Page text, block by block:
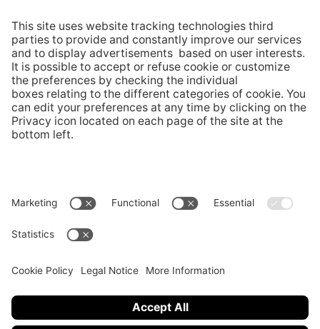
Summer Summit
Via Buffi 13
6900 Lugano, Svizzera
tel +41 58 666 4950
MEM@usi.ch
Follow us
© Università della Svizzera italiana